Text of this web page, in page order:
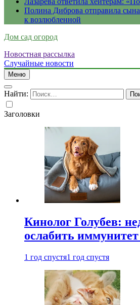
Полина Диброва отправила
к возлюбленной
Дом сад огород
Новостная рассылка
Случайные новости
Меню
Найти:
Заголовки
Кинолог Голубев:
ослабить
1 год спустя1 год спустя